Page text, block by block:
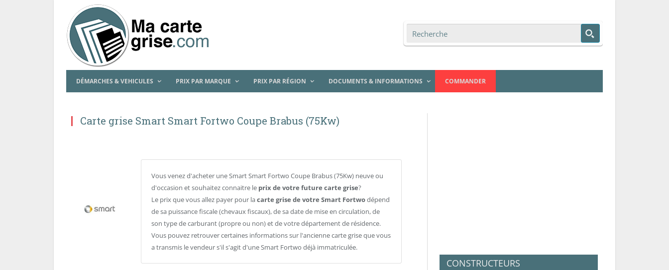
DÉMARCHES & VEHICULES PRIX PAR MARQUE PRIX PAR RÉGION DOCUMENTS & INFORMATIONS COMMANDER
Carte grise Smart Smart Fortwo Coupe Brabus (75Kw)
Vous venez d'acheter une Smart Smart Fortwo Coupe Brabus (75Kw) neuve ou
d'occasion et souhaitez connaitre le prix de votre future carte grise?
Le prix que vous allez payer pour lacarte grise de votre Smart Fortwodépend
de sa puissance fiscale (chevaux fiscaux), de sa date de mise en circulation, de
son type de carburant (propre ou non) et de votre département de résidence.
Vous pouvez retrouver certaines informations sur l'ancienne carte grise que vous
a transmis le vendeur s'il s'agit d'une Smart Fortwo déjà immatriculée.
CONSTRUCTEURS